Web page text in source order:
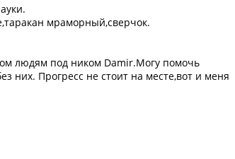
мраморный,сверчок.
людям под ником Damir.Могу помочь
них. Прогресс не стоит на месте,вот и меня